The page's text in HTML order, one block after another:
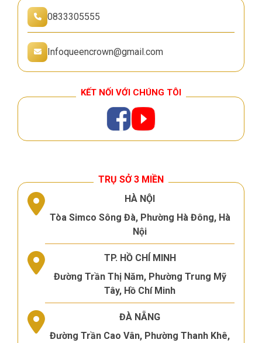
0833305555
Infoqueencrown@gmail.com
KẾT NỐI VỚI CHÚNG TÔI
TRỤ SỞ 3 MIỀN
HÀ NỘI
Tòa Simco Sông Đà, Phường Hà Đông, Hà
Nội
TP. HỒ CHÍ MINH
Đường Trần Thị Năm, Phường Trung Mỹ
Tây, Hồ Chí Minh
ĐÀ NẴNG
Đường Trần Cao Vân, Phường Thanh Khê,